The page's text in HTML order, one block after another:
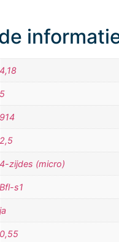
4,18
5
914
2,5
4-zijdes (micro)
Bfl-s1
ja
0,55